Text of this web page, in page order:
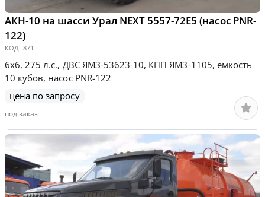
АКН-10 на шасси Урал NEXT 5557-72Е5 (насос PNR-
122)
КОД: 871
6х6, 275 л.с., ДВС ЯМЗ-53623-10, КПП ЯМЗ-1105, емкость
10 кубов, насос PNR-122
цена по запросу
под заказ